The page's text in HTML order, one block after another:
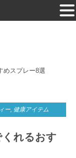
めスプレー8選
ー, 健康アイテム
くれるおす